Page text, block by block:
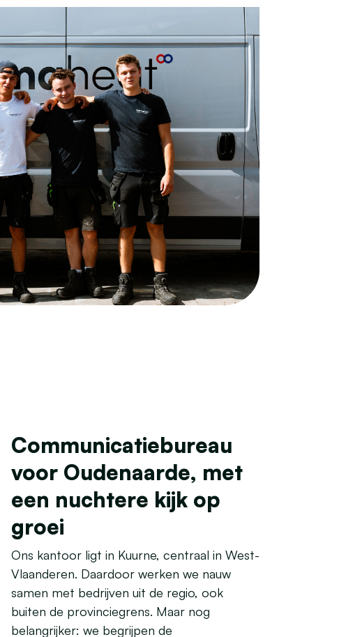
Communicatiebureau
voor Oudenaarde, met
een nuchtere kijk op
groei
Ons kantoor ligt in Kuurne, centraal in West-
Vlaanderen. Daardoor werken we nauw
samen met bedrijven uit de regio, ook
buiten de provinciegrens. Maar nog
belangrijker: we begrijpen de